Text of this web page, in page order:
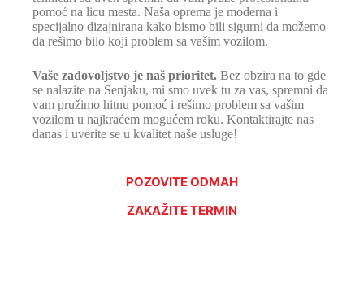
pomoć na licu mesta. Naša oprema je moderna i
specijalno dizajnirana kako bismo bili sigurni da možemo
da rešimo bilo koji problem sa vašim vozilom.
Vaše zadovoljstvo je naš prioritet. Bez obzira na to gde
se nalazite na Senjaku, mi smo uvek tu za vas, spremni da
vam pružimo hitnu pomoć i rešimo problem sa vašim
vozilom u najkraćem mogućem roku. Kontaktirajte nas
danas i uverite se u kvalitet naše usluge!
POZOVITE ODMAH
ZAKAŽITE TERMIN